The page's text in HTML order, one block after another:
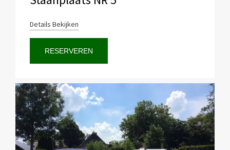
Details Bekijken
RESERVEREN